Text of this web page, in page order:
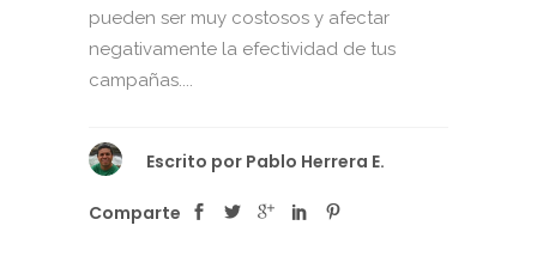
pueden ser muy costosos y afectar
negativamente la efectividad de tus
campañas....
Escrito por Pablo Herrera E.
Comparte